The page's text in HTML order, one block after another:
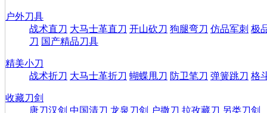
户外刀具
战术直刀 大马士革直刀 开山砍刀 狗腿弯刀 仿品军刺 极
刀 国产精品刀具
精美小刀
战术折刀 大马士革折刀 蝴蝶甩刀 防卫笔刀 弹簧跳刀 格
收藏刀剑
唐刀汉剑 中国清刀 龙泉刀剑 户撒刀 拉孜藏刀 另类刀剑